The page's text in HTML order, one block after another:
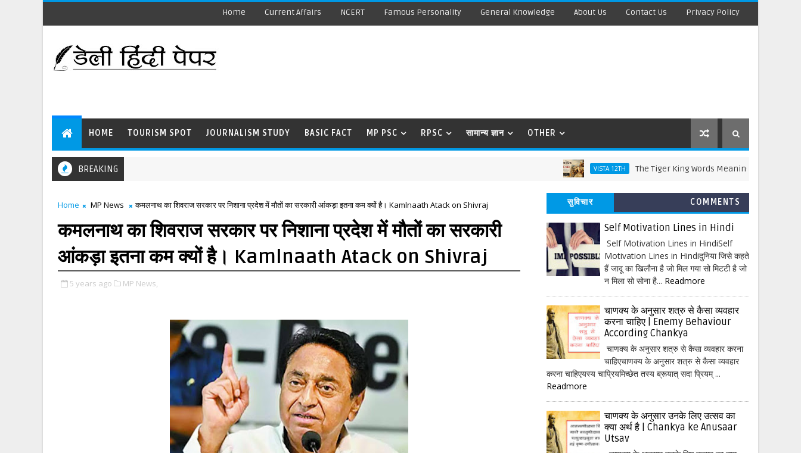
Home Current Affairs NCERT Famous Personality General Knowledge About Us Contact Us Privacy Policy
HOME TOURISM SPOT JOURNALISM STUDY BASIC FACT MP PSC RPSC सामान्य ज्ञान OTHER
BREAKING VISTA 12TH The Tiger King Words Meaning and Line by Line
Home MP News कमलनाथ का शिवराज सरकार पर निशाना प्रदेश में मौतों का सरकारी आंकड़ा इतना कम क्यों है। Kamlnaath Atack on Shivraj
कमलनाथ का शिवराज सरकार पर निशाना प्रदेश में मौतों का सरकारी
आंकड़ा इतना कम क्यों है। Kamlnaath Atack on Shivraj
5 years ago MP News,
सुविचार COMMENTS
Self Motivation Lines in Hindi
Self Motivation Lines in HindiSelf
Motivation Lines in Hindiदुनिया जिसे कहते
हैं जादू का खिलौना है जो मिल गया सो मिटटी है जो
न मिला सो सोना है... Readmore
चाणक्य के अनुसार शत्रु से कैसा व्यवहार
करना चाहिए | Enemy Behaviour
According Chankya
चाणक्य के अनुसार शत्रु से कैसा व्यवहार करना
चाहिएचाणक्य के अनुसार शत्रु से कैसा व्यवहार
करना चाहिएयस्य चाप्रियमिच्छेत तस्य ब्रूयात् सदा प्रियम् ...
Readmore
चाणक्य के अनुसार उनके लिए उत्सव का
क्या अर्थ है | Chankya ke Anusaar
Utsav